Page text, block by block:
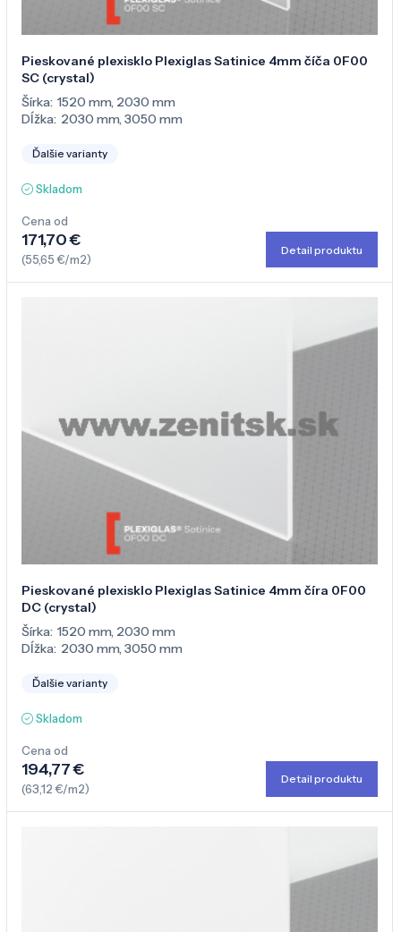
Pieskované plexisklo Plexiglas Satinice 4mm číča 0F00
SC (crystal)
Šírka: 1520 mm, 2030 mm
Dĺžka: 2030 mm,3050 mm
Ďalšie varianty
Skladom
Cena od
171,70 €
(55,65 €/m2)
Detail produktu
Pieskované plexisklo Plexiglas Satinice 4mm číra 0F00
DC (crystal)
Šírka: 1520 mm, 2030 mm
Dĺžka: 2030 mm,3050 mm
Ďalšie varianty
Skladom
Cena od
194,77 €
(63,12 €/m2)
Detail produktu